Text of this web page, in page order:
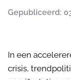
Gepubliceerd:
In een
crisis,